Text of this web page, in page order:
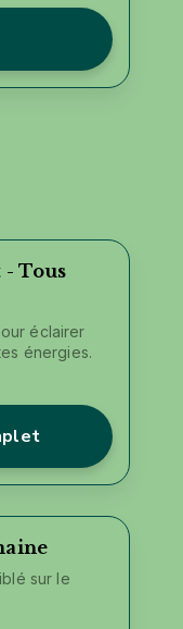
- Tous
éclairer
énergies.
sur le